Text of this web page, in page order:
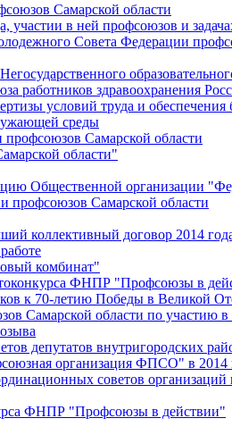
Самарской области
участии в ней профсоюзов и
Совета Федерации
работников здравоохранения
условий труда и обеспечения
среды
Самарской области
области"
Общественной организации
профсоюзов Самарской области
коллективный договор 2014
комбинат"
ФНПР "Профсоюзы в
к 70-летию Победы в Великой
Самарской области по участию
депутатов внутригородских
организация ФПСО" в 2014
советов
ФНПР "Профсоюзы в действии"